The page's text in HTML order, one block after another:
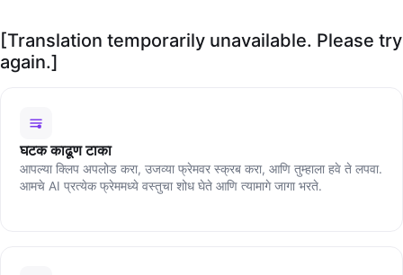
[Translation temporarily unavailable. Please try
again.]
घटक काढूण टाका
आपल्या क्लिप अपलोड करा, उजव्या फ्रेमवर स्क्रब करा, आणि तुम्हाला हवे ते लपवा.
आमचे AI प्रत्येक फ्रेममध्ये वस्तुचा शोध घेते आणि त्यामागे जागा भरते.